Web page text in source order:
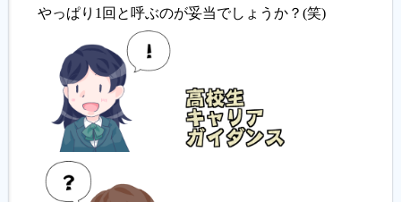
やっぱり1回と呼ぶのが妥当でしょうか？(笑)